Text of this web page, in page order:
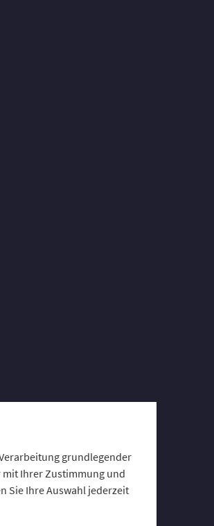
grundlegender
mit Ihrer Zustimmung und
Sie Ihre Auswahl jederzeit